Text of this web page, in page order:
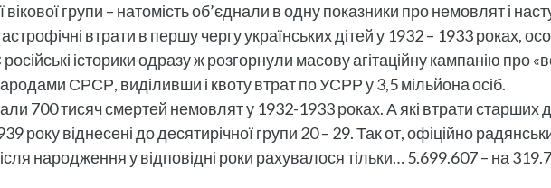
групи – натомість об’єднали в одну показники про немовлят і
втрати в першу чергу українських дітей у 1932 – 1933 роках,
історики одразу ж розгорнули масову агітаційну кампанію про
СРСР, виділивши і квоту втрат по УСРР у 3,5 мільйона осіб.
700 тисяч смертей немовлят у 1932-1933 роках. А які втрати старших
року віднесені до десятирічної групи 20 – 29. Так от, офіційно
народження у відповідні роки рахувалося тільки… 5.699.607 – на